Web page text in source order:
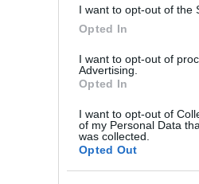
I want to opt-out of the
Opted In
I want to opt-out of
Advertising.
Opted In
I want to opt-out of
of my Personal Data
was collected.
Opted Out